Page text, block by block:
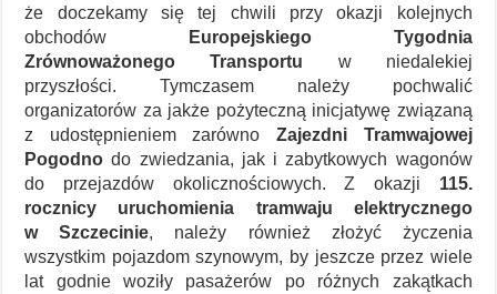
że doczekamy się tej chwili przy okazji kolejnych
obchodów
Europejskiego Tygodnia
Zrównoważonego Transportu w niedalekiej
przyszłości. Tymczasem należy pochwalić
organizatorów za jakże pożyteczną inicjatywę związaną
z udostępnieniem zarównoZajezdni Tramwajowej
Pogodno do zwiedzania, jak i zabytkowych wagonów
do przejazdów okolicznościowych. Z okazji 115.
rocznicy uruchomienia tramwaju elektrycznego
w Szczecinie, należy również złożyć życzenia
wszystkim pojazdom szynowym, by jeszcze przez wiele
lat godnie woziły pasażerów po różnych zakątkach